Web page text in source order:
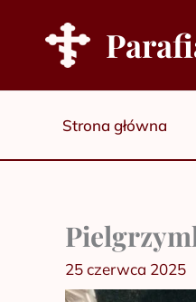
Strona główna
25 czerwca 2025